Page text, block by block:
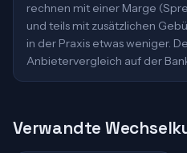
rechnen mit einer Marge
und teils mit zusätzlichen
in der Praxis etwas weniger.
Anbietervergleich auf der
Verwandte